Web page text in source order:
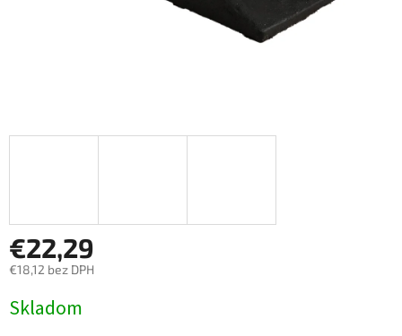
€22,29
€18,12 bez DPH
cena:
Skladom